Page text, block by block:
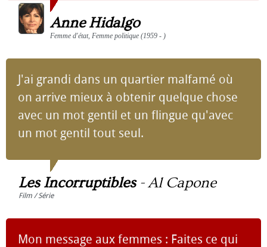
Anne Hidalgo
Femme d'état, Femme politique (1959 - )
J'ai grandi dans un quartier malfamé où
on arrive mieux à obtenir quelque chose
avec un mot gentil et un flingue qu'avec
un mot gentil tout seul.
Les Incorruptibles-Al Capone
Film / Série
Mon message aux femmes : Faites ce qui